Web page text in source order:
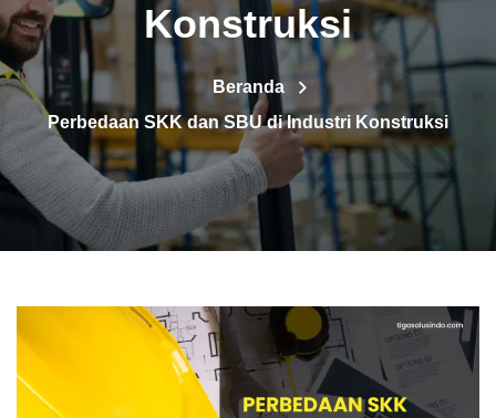
Konstruksi
Beranda
Perbedaan SKK dan SBU di Industri Konstruksi